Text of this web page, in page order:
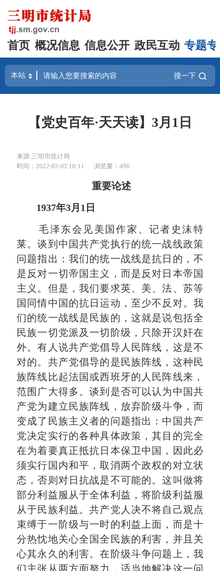
首页 概况信息 信息公开 政民互动 专题
搜一下
【党史百年·天天读】3月1日
来源:三明市统计局
时间：2022-03-02 10:11
浏览量：496
重要论述
1937年3月1日
毛泽东会见美国作家、记者史沫特
莱。谈到中国共产党执行的统一战线政策
问题指出：我们的统一战线是抗日的，不
是反对一切帝国主义，而是反对日本帝国
主义。但是，我们要求英、美、法、苏等
国同情中国的抗日运动，至少不反对。我
们的统一战线是民族的，这就是说包括全
民族一切党派及一切阶级，只除开汉奸在
外。有人说共产党倡导人民阵线，这是不
对的。共产党倡导的是民族阵线，这种民
族阵线比起法国或西班牙的人民阵线来，
范围广大得多。谈到是否可以认为中国共
产党为建立民族阵线，放弃阶级斗争，而
变成了民族主义者的问题指出：中国共产
党决定实行的各种具体政策，其目的完全
在为着要真正抵抗日本保卫中国，因此必
须实行国内和平，取消两个政权的对立状
态，否则对日抗战是不可能的。这叫做将
部分利益服从于全体利益，将阶级利益服
从于民族利益。共产党人决不将自己观点
束缚于一阶级与一时的利益上面，而是十
分热忱地关心全国全民族的利害，并且关
心其永久的利害。在阶级斗争问题上，我
们主张从两方面努力，适当地解决这一问